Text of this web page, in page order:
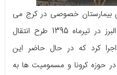
بیمارستان خصوصی در کرج می
باشد. دانشگاه علوم پزشکی البرز در تیرماه 1395 طرح انتقال
اجرا کرد که در حال حاضر این
تخت فعال در حوزه کرونا و مسمومیت ها به